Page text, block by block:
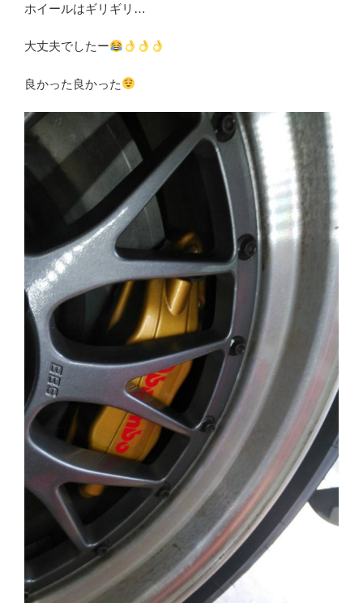
ホイールはギリギリ…
大丈夫でしたー
良かった良かった